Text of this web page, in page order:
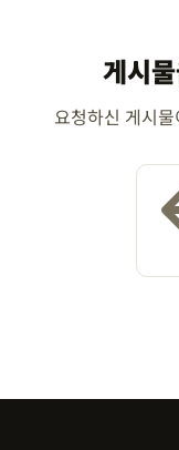
게시
요청하신 게시